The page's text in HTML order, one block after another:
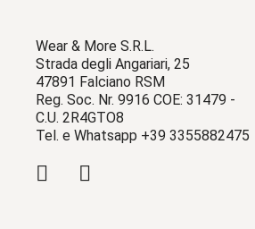
Wear & More S.R.L.
Strada degli Angariari, 25
47891 Falciano RSM
Reg. Soc. Nr. 9916 COE: 31479 -
C.U. 2R4GTO8
Tel. e Whatsapp +39 3355882475